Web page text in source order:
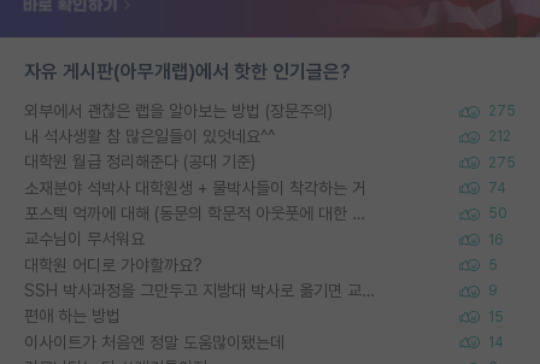
자유 게시판(아무개랩)에서 핫한 인기글은?
외부에서 괜찮은 랩을 알아보는 방법 (장문주의) 275
내 석사생활 참 많은일들이 있엇네요^^ 212
대학원 월급 정리해준다 (공대 기준) 275
소재분야 석박사 대학원생 + 물박사들이 착각하는 거 74
포스텍 억까에 대해 (동문의 학문적 아웃풋에 대한 반박) 50
교수님이 무서워요 16
대학원 어디로 가야할까요? 5
SSH 박사과정을 그만두고 지방대 박사로 옮기면 교수의 꿈은 끝일까요? 9
편애 하는 방법 15
이사이트가 처음엔 정말 도움많이됐는데 14